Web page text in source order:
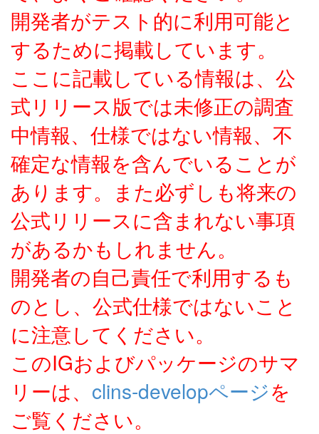
開発者がテスト的に利用可能と
するために掲載しています。
ここに記載している情報は、公
式リリース版では未修正の調査
中情報、仕様ではない情報、不
確定な情報を含んでいることが
あります。また必ずしも将来の
公式リリースに含まれない事項
があるかもしれません。
開発者の自己責任で利用するも
のとし、公式仕様ではないこと
に注意してください。
このIGおよびパッケージのサマ
リーは、 clins-developページを
ご覧ください。